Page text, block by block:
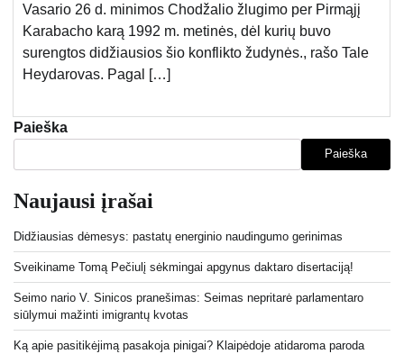
Vasario 26 d. minimos Chodžalio žlugimo per Pirmąjį
Karabacho karą 1992 m. metinės, dėl kurių buvo
surengtos didžiausios šio konflikto žudynės., rašo Tale
Heydarovas. Pagal […]
Paieška
Paieška
Naujausi įrašai
Didžiausias dėmesys: pastatų energinio naudingumo gerinimas
Sveikiname Tomą Pečiulį sėkmingai apgynus daktaro disertaciją!
Seimo nario V. Sinicos pranešimas: Seimas nepritarė parlamentaro
siūlymui mažinti imigrantų kvotas
Ką apie pasitikėjimą pasakoja pinigai? Klaipėdoje atidaroma paroda